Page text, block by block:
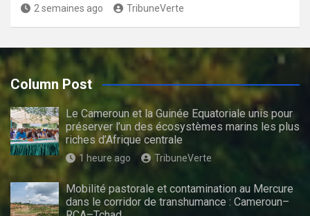
2 semaines ago TribuneVerte
Column Post
Le Cameroun et la Guinée Equatoriale unis pour
préserver l’un des écosystèmes marins les plus
riches d’Afrique centrale
1 heure ago TribuneVerte
Mobilité pastorale et contamination au Mercure
dans le corridor de transhumance : Cameroun–